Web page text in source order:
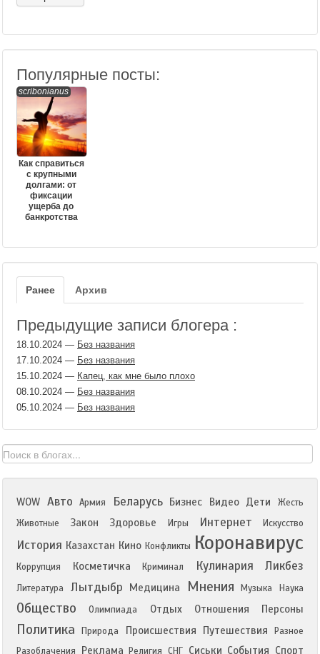
Популярные посты:
scribonianus
Как справиться
с крупными
долгами: от
фиксации
ущерба до
банкротства
Ранее Архив
Предыдущие записи блогера :
18.10.2024 — Без названия
17.10.2024 — Без названия
15.10.2024 — Капец, как мне было плохо
08.10.2024 — Без названия
05.10.2024 — Без названия
WOW Авто Армия Беларусь Бизнес Видео Дети
Жесть
Животные
Закон Здоровье Игры Интернет Искусство
История Казахстан Кино Конфликты Коронавирус
Коррупция Косметичка Криминал Кулинария Ликбез
Литература Лытдыбр Медицина Мнения Музыка Наука
Общество Олимпиада Отдых Отношения Персоны
Политика Природа Происшествия Путешествия
Разное
Разоблачения
Реклама Религия СНГ Сиськи События Спорт